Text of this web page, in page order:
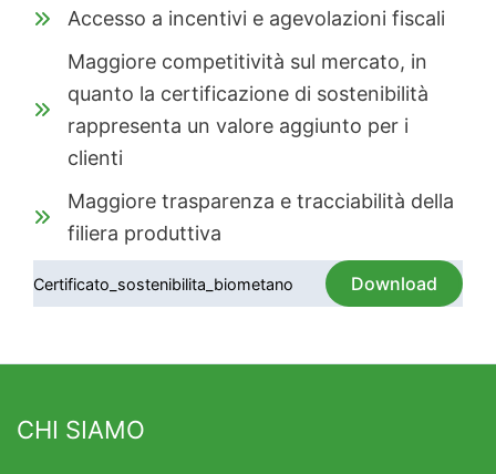
Accesso a incentivi e agevolazioni fiscali
Maggiore competitività sul mercato, in
quanto la certificazione di sostenibilità
rappresenta un valore aggiunto per i
clienti
Maggiore trasparenza e tracciabilità della
filiera produttiva
Certificato_sostenibilita_biometano Download
CHI SIAMO